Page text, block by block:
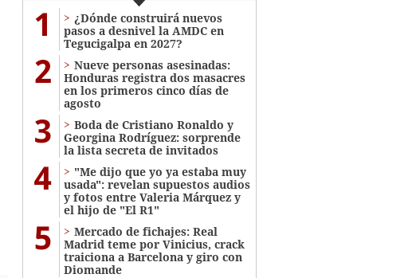
1
¿Dónde construirá nuevos
pasos a desnivel la AMDC en
Tegucigalpa en 2027?
2
Nueve personas asesinadas:
Honduras registra dos masacres
en los primeros cinco días de
agosto
3
Boda de Cristiano Ronaldo y
Georgina Rodríguez: sorprende
la lista secreta de invitados
4
"Me dijo que yo ya estaba muy
usada": revelan supuestos audios
y fotos entre Valeria Márquez y
el hijo de "El R1"
5
Mercado de fichajes: Real
Madrid teme por Vinicius, crack
traiciona a Barcelona y giro con
Diomande